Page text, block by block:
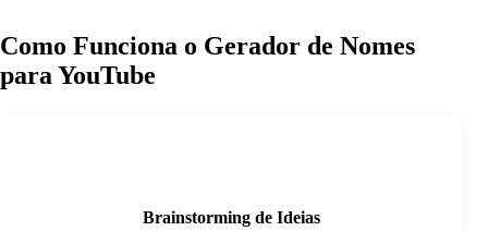
Como Funciona o Gerador de Nomes
para YouTube
Brainstorming de Ideias